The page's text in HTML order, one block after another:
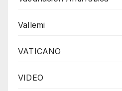
Vallemi
VATICANO
VIDEO